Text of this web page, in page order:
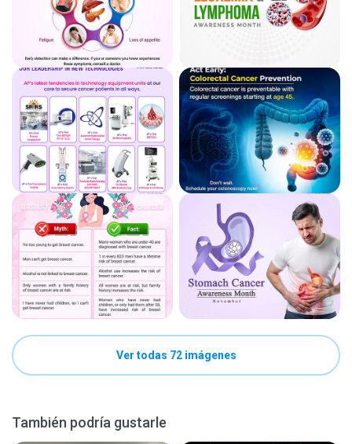
Ver todas 72 imágenes
También podría gustarle